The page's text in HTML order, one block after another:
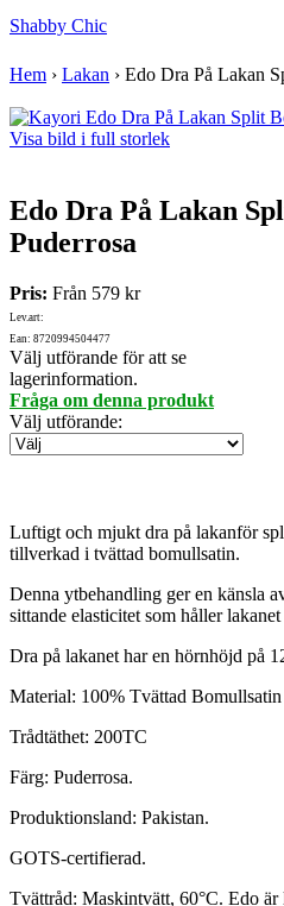
Shabby Chic
Hem › Lakan › Edo Dra På Lakan
Visa bild i full storlek
Edo Dra På Lakan
Puderrosa
Pris: Från 579 kr
Lev.art:
Ean: 8720994504477
Välj utförande för att se
lagerinformation.
Fråga om denna produkt
Välj utförande:
Luftigt och mjukt dra på lakanför
tillverkad i tvättad bomullsatin.
Denna ytbehandling ger en känsla
sittande elasticitet som håller
Dra på lakanet har en hörnhöjd på
Material: 100% Tvättad Bomullsatin
Trådtäthet: 200TC
Färg: Puderrosa.
Produktionsland: Pakistan.
GOTS-certifierad.
Tvättråd: Maskintvätt, 60°C. Edo